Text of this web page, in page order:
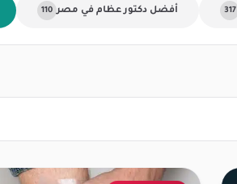
317 أفضل دكتور عظام في مصر 110